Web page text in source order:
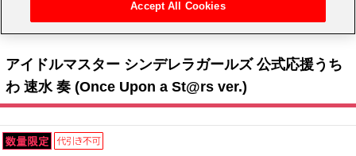
ゲーム 電子書籍
アイドルマスター SideM
アイドルマスター シャイニーカラーズ
アイドルマスター シリーズ>アイドルマスター シンデレラガール
アイドルマスター シンデレラガールズ 公式応援うち
わ 速水 奏 (Once Upon a St@rs ver.)
Accept All Cookies